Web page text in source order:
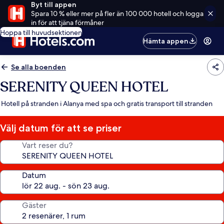
Byt till appen
Spara 10 % eller mer på fler än 100 000 hotell och logga
in för att tjäna förmåner
Hoppa till huvudsektionen
Hämta appen
Se alla boenden
SERENITY QUEEN HOTEL
Hotell på stranden i Alanya med spa och gratis transport till stranden
Välj datum för att se priser
Vart reser du?
Datum
Gäster